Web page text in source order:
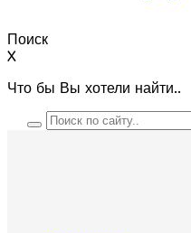
Поиск
X
Что бы Вы хотели найти..